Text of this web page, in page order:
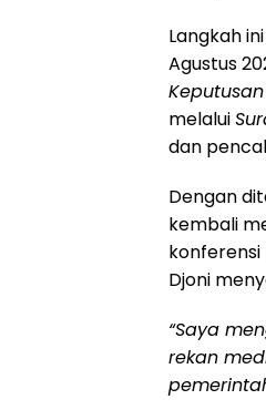
Langkah
Agustus
Keputusan
melalui
dan
Dengan
kembali
Djoni
“Saya
rekan